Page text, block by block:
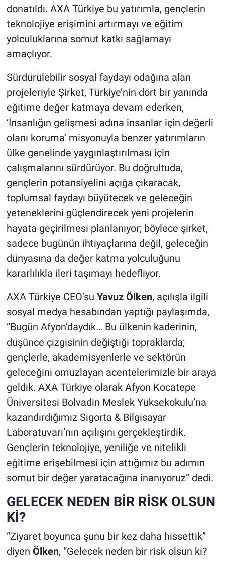
donatıldı. AXA Türkiye bu yatırımla, gençlerin
teknolojiye erişimini artırmayı ve eğitim
yolculuklarına somut katkı sağlamayı
amaçlıyor.
Sürdürülebilir sosyal faydayı odağına alan
projeleriyle Şirket, Türkiye’nin dört bir yanında
eğitime değer katmaya devam ederken,
‘İnsanlığın gelişmesi adına insanlar için değerli
olanı koruma’ misyonuyla benzer yatırımların
ülke genelinde yaygınlaştırılması için
çalışmalarını sürdürüyor. Bu doğrultuda,
gençlerin potansiyelini açığa çıkaracak,
toplumsal faydayı büyütecek ve geleceğin
yeteneklerini güçlendirecek yeni projelerin
hayata geçirilmesi planlanıyor; böylece şirket,
sadece bugünün ihtiyaçlarına değil, geleceğin
dünyasına da değer katma yolculuğunu
kararlılıkla ileri taşımayı hedefliyor.
AXA Türkiye CEO’su Yavuz Ölken, açılışla ilgili
sosyal medya hesabından yaptığı paylaşımda,
“Bugün Afyon’daydık… Bu ülkenin kaderinin,
düşünce çizgisinin değiştiği topraklarda;
gençlerle, akademisyenlerle ve sektörün
geleceğini omuzlayan acentelerimizle bir araya
geldik. AXA Türkiye olarak Afyon Kocatepe
Üniversitesi Bolvadin Meslek Yüksekokulu’na
kazandırdığımız Sigorta & Bilgisayar
Laboratuvarı’nın açılışını gerçekleştirdik.
Gençlerin teknolojiye, yeniliğe ve nitelikli
eğitime erişebilmesi için attığımız bu adımın
somut bir değer yaratacağına inanıyoruz” dedi.
GELECEK NEDEN BİR RİSK OLSUN
Kİ?
“Ziyaret boyunca şunu bir kez daha hissettik”
diyen Ölken, “Gelecek neden bir risk olsun ki?